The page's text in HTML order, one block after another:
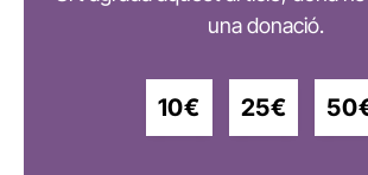
una donació.
10€ 25€